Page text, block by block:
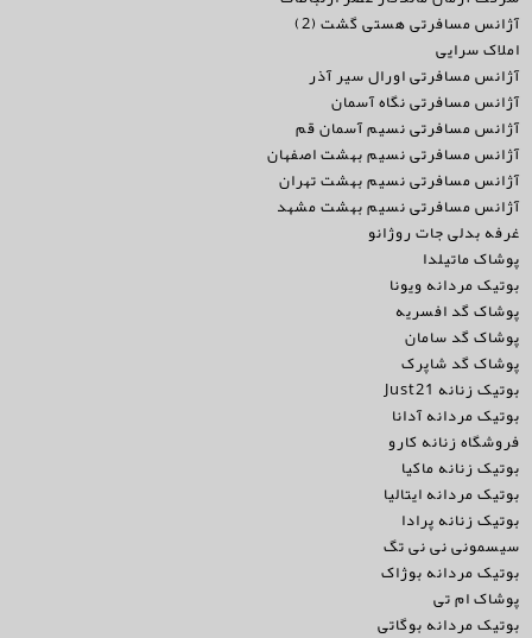
آژانس مسافرتی هستی گشت (2)
املاک سرایی
آژانس مسافرتی اورال سیر آذر
آژانس مسافرتی نگاه آسمان
آژانس مسافرتی نسیم آسمان قم
آژانس مسافرتی نسیم بهشت اصفهان
آژانس مسافرتی نسیم بهشت تهران
آژانس مسافرتی نسیم بهشت مشهد
غرفه بدلی جات روژانو
پوشاک ماتیلدا
بوتیک مردانه ویونا
پوشاک گد افسریه
پوشاک گد سامان
پوشاک گد شاپرک
بوتیک زنانه Just21
بوتیک مردانه آدانا
فروشگاه زنانه کارو
بوتیک زنانه ماکیا
بوتیک مردانه ایتالیا
بوتیک زنانه پرادا
سیسمونی نی نی تگ
بوتیک مردانه بوژاک
پوشاک ام تی
بوتیک مردانه بوگاتی